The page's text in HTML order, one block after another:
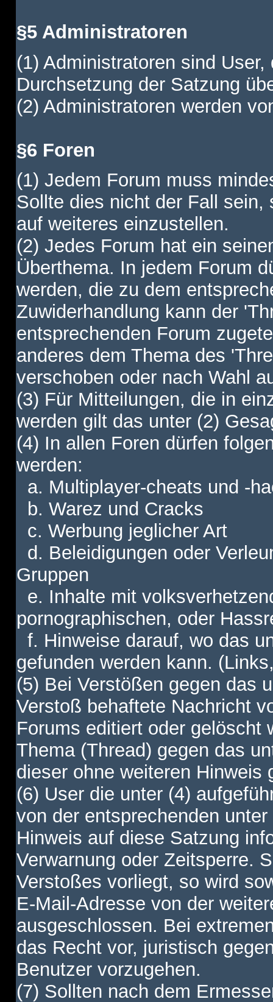
§5 Administratoren
(1) Administratoren sind
Durchsetzung der Satzung
(2) Administratoren werden
§6 Foren
(1) Jedem Forum muss
Sollte dies nicht der Fall
auf weiteres einzustellen.
(2) Jedes Forum hat ein
Überthema. In jedem Forum
werden, die zu dem
Zuwiderhandlung kann der
entsprechenden Forum
anderes dem Thema des
verschoben oder nach Wahl
(3) Für Mitteilungen, die in
werden gilt das unter (2)
(4) In allen Foren dürfen
werden:
a. Multiplayer-cheats und -
b. Warez und Cracks
c. Werbung jeglicher Art
d. Beleidigungen oder
Gruppen
e. Inhalte mit
pornographischen, oder
f. Hinweise darauf, wo das
gefunden werden kann.
(5) Bei Verstößen gegen das
Verstoß behaftete Nachricht
Forums editiert oder gelöscht
Thema (Thread) gegen das
dieser ohne weiteren Hinweis
(6) User die unter (4)
von der entsprechenden
Hinweis auf diese Satzung
Verwarnung oder Zeitsperre.
Verstoßes vorliegt, so wird
E-Mail-Adresse von der
ausgeschlossen. Bei
das Recht vor, juristisch
Benutzer vorzugehen.
(7) Sollten nach dem